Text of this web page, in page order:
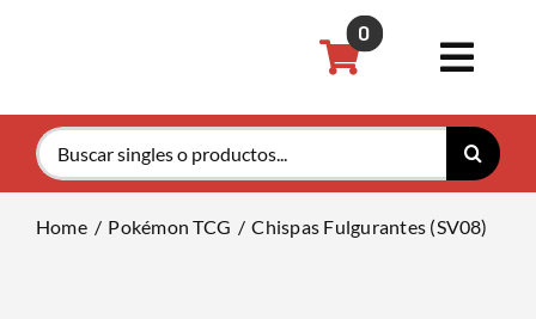
0
Buscar:
Home Pokémon TCG Chispas Fulgurantes (SV08)